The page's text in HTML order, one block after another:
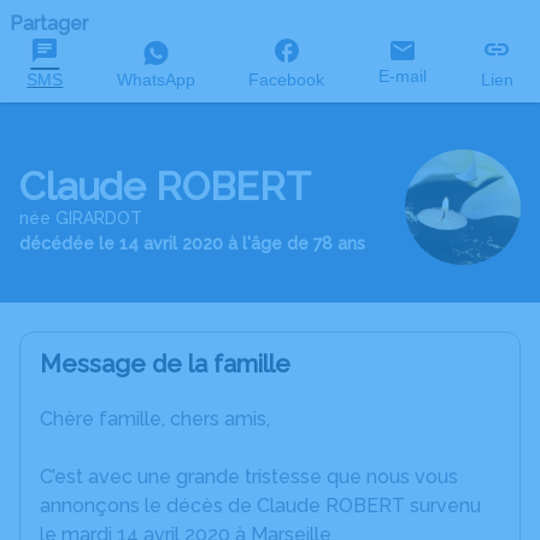
Partager
SMS WhatsApp Facebook E-mail Lien
Claude ROBERT
née GIRARDOT
décédée le 14 avril 2020 à l'âge de 78 ans
Message de la famille
Chère famille, chers amis,
C’est avec une grande tristesse que nous vous
annonçons le décès de Claude ROBERT survenu
le mardi 14 avril 2020 à Marseille.